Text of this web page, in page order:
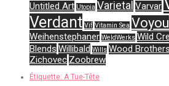
Untitled Art Utopia Varietal Varvar
Verdant Vif Vitamin Sea Voyou
Weihenstephaner WeldWerks Wild
Blends Willibald Wills Wood Brothers
Zichovec Zoobrew
Étiquette: A Tue-Tête